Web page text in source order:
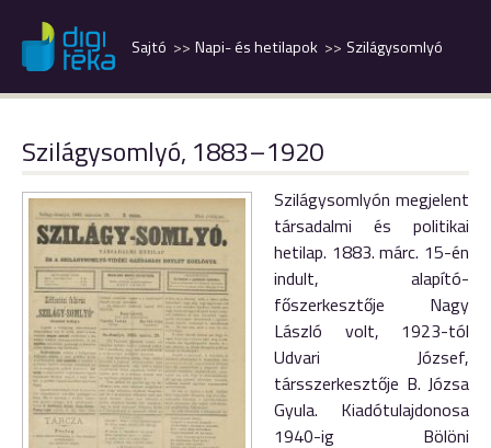
Szilágysomlyó
Napi- és hetilapok
Sajtó
Szilágysomlyó, 1883–1920
Szilágysom­lyón megjelent
társadalmi és politikai
hetilap. 1883. márc. 15-én
indult, alapító-
főszerkesztője Nagy
László volt, 1923-tól
Udvari József,
társszerkesztője B. Józsa
Gyula. Kiadótulajdonosa
1940-ig Bölöni